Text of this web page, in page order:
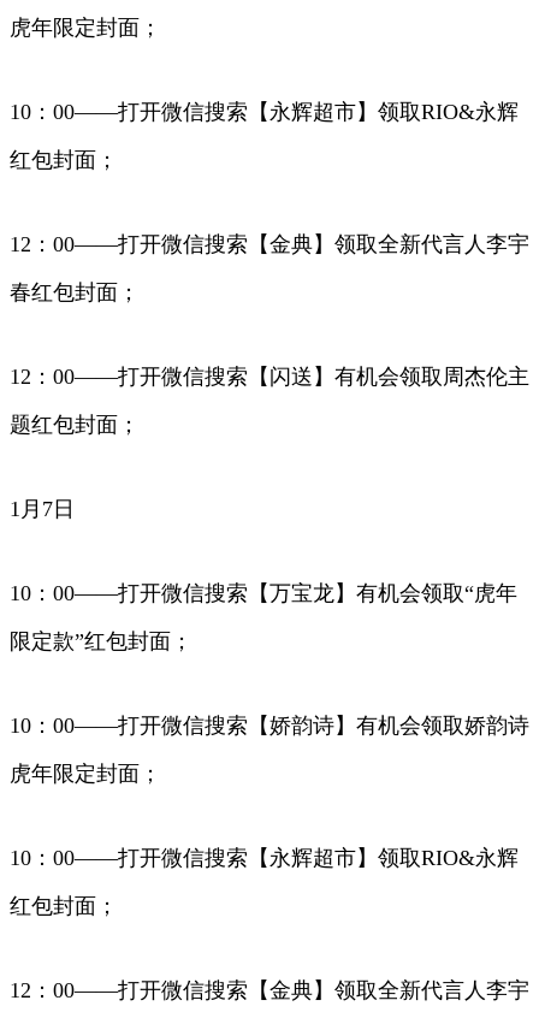
虎年限定封面；
10：00——打开微信搜索【永辉超市】领取RIO&永辉
红包封面；
12：00——打开微信搜索【金典】领取全新代言人李宇
春红包封面；
12：00——打开微信搜索【闪送】有机会领取周杰伦主
题红包封面；
1月7日
10：00——打开微信搜索【万宝龙】有机会领取“虎年
限定款”红包封面；
10：00——打开微信搜索【娇韵诗】有机会领取娇韵诗
虎年限定封面；
10：00——打开微信搜索【永辉超市】领取RIO&永辉
红包封面；
12：00——打开微信搜索【金典】领取全新代言人李宇